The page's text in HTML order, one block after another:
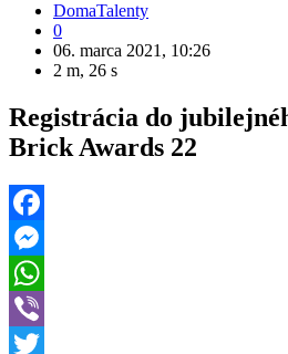
DomaTalenty
0
06. marca 2021, 10:26
2 m, 26 s
Registrácia do
Brick Awards 22
Facebook
Messenger
WhatsApp
Viber